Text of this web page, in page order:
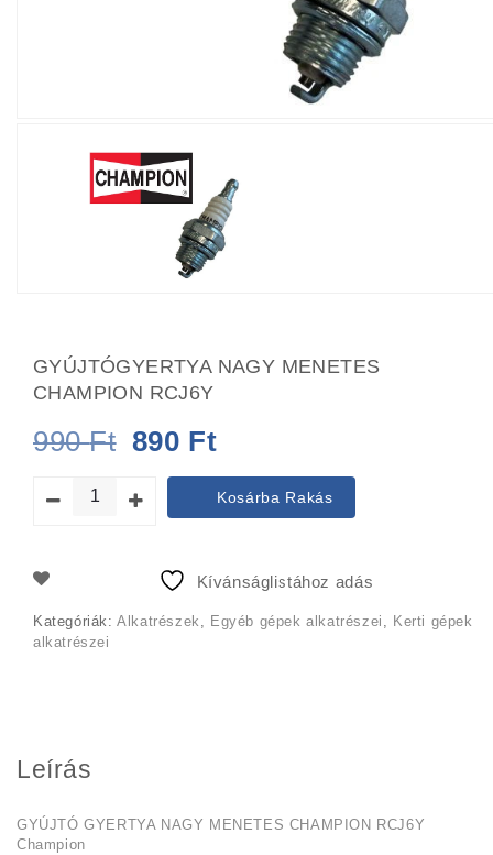
GYÚJTÓGYERTYA NAGY MENETES
CHAMPION RCJ6Y
990Ft Original
price
was:
990 Ft.
890 Ft
price
is:
Kosárba Rakás
Kívánságlistához adás
Kategóriák:Alkatrészek Egyéb gépek alkatrészei
Kerti gépek
alkatrészei
Leírás
GYÚJTÓ GYERTYA NAGY MENETES CHAMPION RCJ6Y
Champion